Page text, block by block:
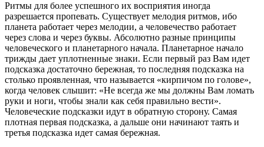
Ритмы для более успешного их восприятия иногда
разрешается пропевать. Существует мелодия ритмов, ибо
планета работает через мелодии, а человечество работает
через слова и через буквы. Абсолютно разные принципы
человеческого и планетарного начала. Планетарное начало
трижды дает уплотненные знаки. Если первый раз Вам идет
подсказка достаточно бережная, то последняя подсказка на
столько проявленная, что называется «кирпичом по голове»,
когда человек слышит: «Не всегда же мы должны Вам ломать
руки и ноги, чтобы знали как себя правильно вести».
Человеческие подсказки идут в обратную сторону. Самая
плотная первая подсказка, а дальше они начинают таять и
третья подсказка идет самая бережная.